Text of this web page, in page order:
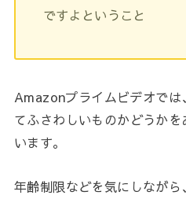
ですよということ
Amazonプライムビデオでは
てふさわしいものかどうか
います。
年齢制限などを気にしなが